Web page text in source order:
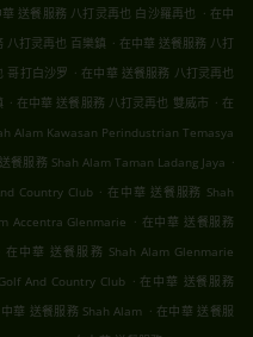
送餐服務 八打灵再也 白沙羅再也 . 在中
八打灵再也 百樂鎮 . 在中華 送餐服務 八打
哥打白沙罗 . 在中華 送餐服務 八打灵再也
. 在中華 送餐服務 八打灵再也 雙威市 . 在
Alam Kawasan Perindustrian Temasya
餐服務 Shah Alam Taman Ladang Jaya .
Country Club . 在中華 送餐服務 Shah
Accentra Glenmarie . 在中華 送餐服務
在中華 送餐服務 Shah Alam Glenmarie
And Country Club . 在中華 送餐服務
華 送餐服務 Shah Alam . 在中華 送餐服